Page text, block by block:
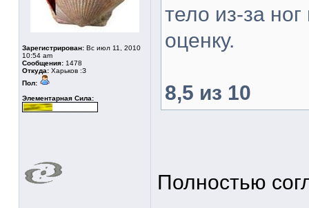
Зарегистрирован: Вс июл 11, 2010
10:54 am
Сообщения: 1478
Откуда: Харьков :З
Пол:
Элементарная Сила:
тело из-за
оценку.
8,5 из 10
Полностью